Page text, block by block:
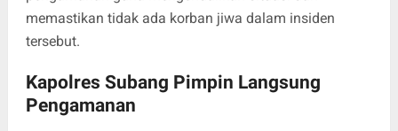
memastikan tidak ada korban jiwa dalam insiden
tersebut.
Kapolres Subang Pimpin Langsung
Pengamanan